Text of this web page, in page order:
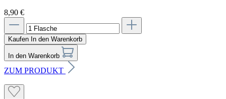
8,90 €
Kaufen In den Warenkorb
In den Warenkorb
ZUM PRODUKT